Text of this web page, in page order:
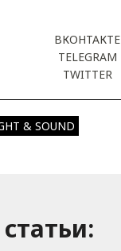
ВКОНТАКТЕ
TELEGRAM
TWITTER
& SOUND